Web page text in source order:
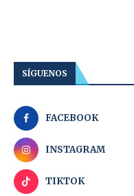
SÍGUENOS
FACEBOOK
INSTAGRAM
TIKTOK